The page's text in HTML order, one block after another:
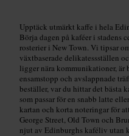
Upptäck utmärkt kaffe i hela
Börja dagen på kaféer i
rosterier i New Town. Vi tipsar
växtbaserade delikatessställen
ligger nära kommunikationer, är
ensamstopp och avslappnade
beställer, var du hittar det bästa
som passar för en snabb latte
kartan och korta noteringar för
George Street, Old Town och
njut av Edinburghs kaféliv utan